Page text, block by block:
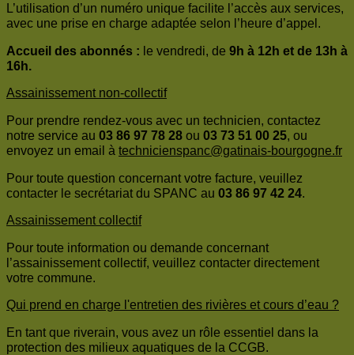
L’utilisation d’un numéro unique facilite l’accès aux services,
avec une prise en charge adaptée selon l’heure d’appel.
Accueil des abonnés : le vendredi, de 9h à 12h et de 13h à
16h.
Assainissement non-collectif
Pour prendre rendez-vous avec un technicien, contactez
notre service au 03 86 97 78 28 ou 03 73 51 00 25, ou
envoyez un email à technicienspanc@gatinais-bourgogne.fr
Pour toute question concernant votre facture, veuillez
contacter le secrétariat du SPANC au 03 86 97 42 24.
Assainissement collectif
Pour toute information ou demande concernant
l’assainissement collectif, veuillez contacter directement
votre commune.
Qui prend en charge l'entretien des rivières et cours d’eau ?
En tant que riverain, vous avez un rôle essentiel dans la
protection des milieux aquatiques de la CCGB.